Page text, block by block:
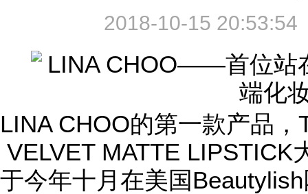
2018-10-15
LINA CHOO的第一款产品，
VELVET MATTE LIPSTICK
于今年十月在美国